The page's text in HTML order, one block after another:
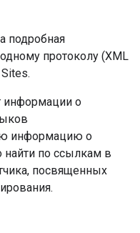
​​подробная
протоколу (XML
информации о
информацию о
найти по ссылкам в
посвященных